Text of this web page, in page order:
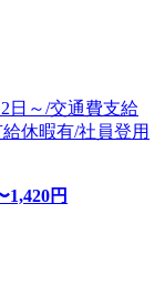
日～/交通費支給
休暇有/社員登用
1,420円